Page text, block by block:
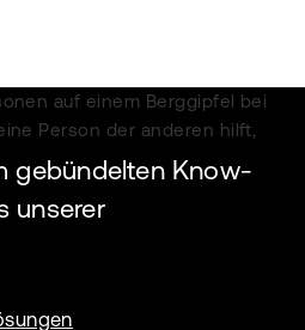
gebündelten Know-
unserer